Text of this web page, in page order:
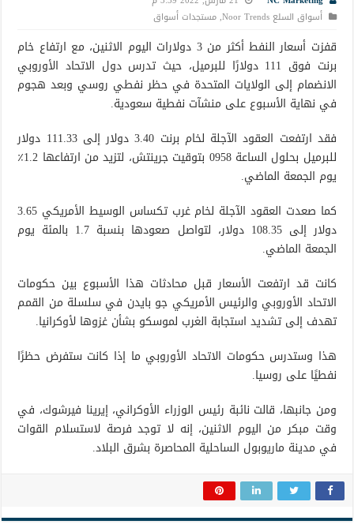
أسواق السلع Noor Trends
,مستجدات أسواق
قفزت أسعار النفط أكثر من 3 دولارات اليوم الاثنين، مع ارتفاع خام
برنت فوق 111 دولارًا للبرميل، حيث تدرس دول الاتحاد الأوروبي
الانضمام إلى الولايات المتحدة في حظر نفطي روسي وبعد هجوم
في نهاية الأسبوع على منشآت نفطية سعودية.
فقد ارتفعت العقود الآجلة لخام برنت 3.40 دولار إلى 111.33 دولار
للبرميل بحلول الساعة 0958 بتوقيت جرينتش، لتزيد من ارتفاعها 1.2٪
يوم الجمعة الماضي.
كما صعدت العقود الآجلة لخام غرب تكساس الوسيط الأمريكي 3.65
دولار إلى 108.35 دولار، لتواصل صعودها بنسبة 1.7 بالمئة يوم
الجمعة الماضي.
كانت قد ارتفعت الأسعار قبل محادثات هذا الأسبوع بين حكومات
الاتحاد الأوروبي والرئيس الأمريكي جو بايدن في سلسلة من القمم
تهدف إلى تشديد استجابة الغرب لموسكو بشأن غزوها لأوكرانيا.
هذا وستدرس حكومات الاتحاد الأوروبي ما إذا كانت ستفرض حظرًا
نفطيًا على روسيا.
ومن جانبها، قالت نائبة رئيس الوزراء الأوكراني، إيرينا فيرشوك، في
وقت مبكر من اليوم الاثنين، إنه لا توجد فرصة لاستسلام القوات
في مدينة ماريوبول الساحلية المحاصرة بشرق البلاد.